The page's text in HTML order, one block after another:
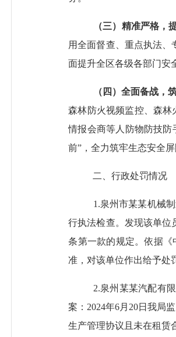
（三） 精准严格，
用全面督查、重点执法
面提升全区各级各部门安
（四）全面备战，
森林防火视频监控、森林
情报会商等人防物防技
前”，全力筑牢生态安全
二 、行政处罚情况
1.泉州市某某机械
行执法检查。 发现该单位
条第一款的规定。依据
准， 对该单位作出给予处
2.泉州 某某汽配有
案： 2024年6月20日我局
生产管理协议且未在租赁